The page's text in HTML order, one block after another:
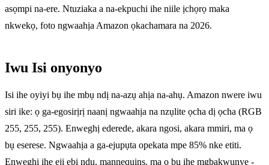
asọmpi na-ere. Ntuziaka a na-ekpuchi ihe niile ịchọrọ maka
nkwekọ, foto ngwaahịa Amazon ọkachamara na 2026.
Iwu Isi onyonyo
Isi ihe oyiyi bụ ihe mbụ ndị na-azụ ahịa na-ahụ. Amazon nwere iwu
siri ike: ọ ga-egosirịrị naanị ngwaahịa na nzụlite ọcha dị ọcha (RGB
255, 255, 255). Enweghị ederede, akara ngosi, akara mmiri, ma ọ
bụ eserese. Ngwaahịa a ga-ejupụta opekata mpe 85% nke etiti.
Enweghị ihe eji ebi ndụ, mannequins, ma ọ bụ ihe mgbakwunye -